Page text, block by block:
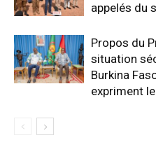
appelés du
Propos du
situation
Burkina
expriment